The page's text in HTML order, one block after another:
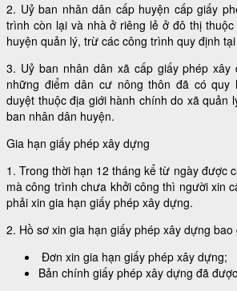
2. Uỷ ban nhân dân cấp huyện cấp giấy
trình còn lại và nhà ở riêng lẻ ở đô thị
huyện quản lý, trừ các công trình quy định
3. Uỷ ban nhân dân xã cấp giấy phép
những điểm dân cư nông thôn đã có quy
duyệt thuộc địa giới hành chính do xã quản
ban nhân dân huyện.
Gia hạn giấy phép xây dựng
1. Trong thời hạn 12 tháng kể từ ngày được
mà công trình chưa khởi công thì người xin
phải xin gia hạn giấy phép xây dựng.
2. Hồ sơ xin gia hạn giấy phép xây dựng bao
Đơn xin gia hạn giấy phép xây dựng;
Bản chính giấy phép xây dựng đã